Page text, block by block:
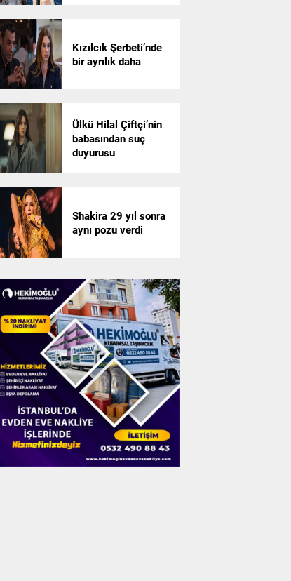
Kızılcık Şerbeti’nde
bir ayrılık daha
Ülkü Hilal Çiftçi’nin
babasından suç
duyurusu
Shakira 29 yıl sonra
aynı pozu verdi